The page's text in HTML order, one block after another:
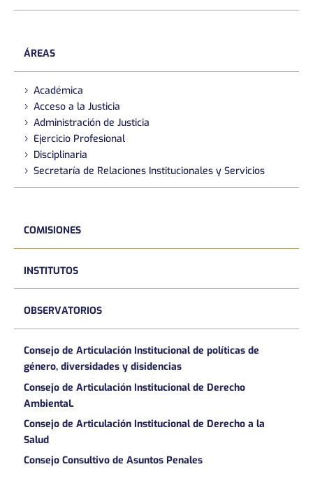
ÁREAS
Académica
Acceso a la Justicia
Administración de Justicia
Ejercicio Profesional
Disciplinaria
Secretaría de Relaciones Institucionales y Servicios
COMISIONES
INSTITUTOS
OBSERVATORIOS
Consejo de Articulación Institucional de políticas de
género, diversidades y disidencias
Consejo de Articulación Institucional de Derecho
AmbientaL
Consejo de Articulación Institucional de Derecho a la
Salud
Consejo Consultivo de Asuntos Penales